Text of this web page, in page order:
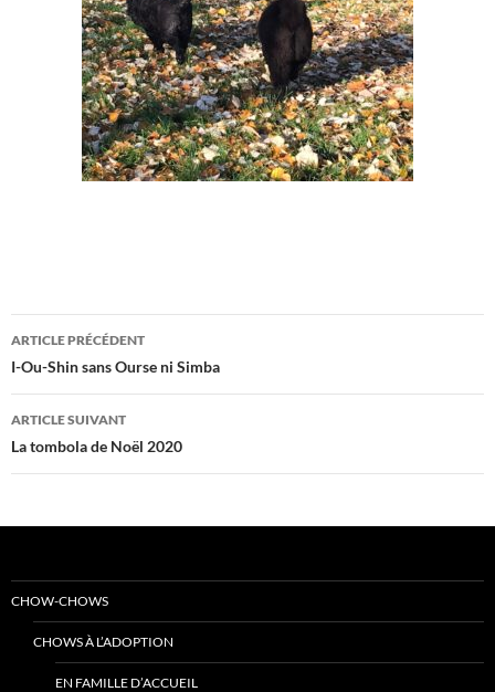
Navigation
des
articles
ARTICLE PRÉCÉDENT
I-Ou-Shin sans Ourse ni Simba
ARTICLE SUIVANT
La tombola de Noël 2020
CHOW-CHOWS
CHOWS À L’ADOPTION
EN FAMILLE D’ACCUEIL